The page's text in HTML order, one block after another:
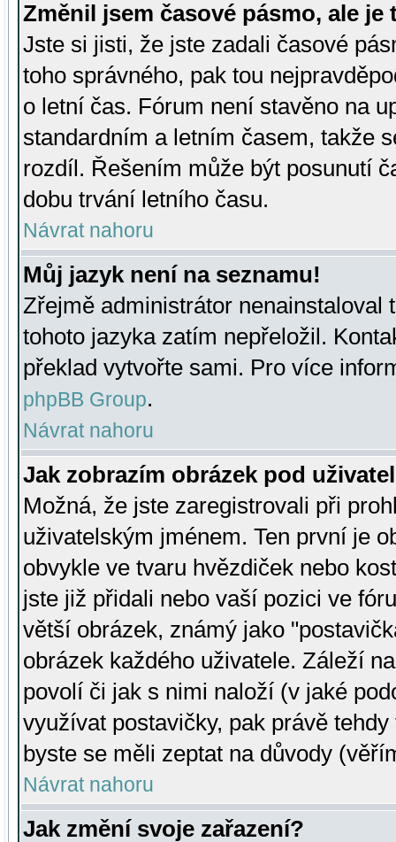
Změnil jsem časové pásmo, ale je
Jste si jisti, že jste zadali časové
toho správného, pak tou
o letní čas. Fórum není stavěno na
standardním a letním časem, takže
rozdíl. Řešením může být posunutí
dobu trvání letního času.
Návrat nahoru
Můj jazyk není na seznamu!
Zřejmě administrátor nenainstaloval
tohoto jazyka zatím nepřeložil.
překlad vytvořte sami. Pro více
phpBB Group.
Návrat nahoru
Jak zobrazím obrázek pod
Možná, že jste zaregistrovali při
uživatelským jménem. Ten první je
obvykle ve tvaru hvězdiček nebo
jste již přidali nebo vaší pozici ve
větší obrázek, známý jako
obrázek každého uživatele. Záleží
povolí či jak s nimi naloží (v jaké
využívat postavičky, pak právě
byste se měli zeptat na důvody
Návrat nahoru
Jak změní svoje zařazení?